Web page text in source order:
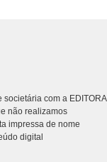
com a EDITORA
não realizamos
impressa de nome
digital